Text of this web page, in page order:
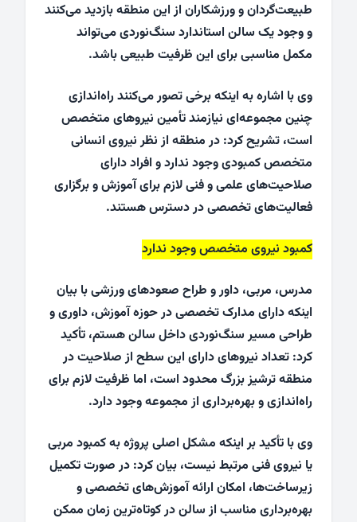
طبیعت‌گردان و ورزشکاران از این منطقه بازدید می‌کنند
و وجود یک سالن استاندارد سنگ‌نوردی می‌تواند
مکمل مناسبی برای این ظرفیت طبیعی باشد.
وی با اشاره به اینکه برخی تصور می‌کنند راه‌اندازی
چنین مجموعه‌ای نیازمند تأمین نیروهای متخصص
است، تشریح کرد: در منطقه از نظر نیروی انسانی
متخصص کمبودی وجود ندارد و افراد دارای
صلاحیت‌های علمی و فنی لازم برای آموزش و برگزاری
فعالیت‌های تخصصی در دسترس هستند.
کمبود نیروی متخصص وجود ندارد
مدرس، مربی، داور و طراح صعودهای ورزشی با بیان
اینکه دارای مدارک تخصصی در حوزه آموزش، داوری و
طراحی مسیر سنگ‌نوردی داخل سالن هستم، تأکید
کرد: تعداد نیروهای دارای این سطح از صلاحیت در
منطقه ترشیز بزرگ محدود است، اما ظرفیت لازم برای
راه‌اندازی و بهره‌برداری از مجموعه وجود دارد.
وی با تأکید بر اینکه مشکل اصلی پروژه به کمبود مربی
یا نیروی فنی مرتبط نیست، بیان کرد: در صورت تکمیل
زیرساخت‌ها، امکان ارائه آموزش‌های تخصصی و
بهره‌برداری مناسب از سالن در کوتاه‌ترین زمان ممکن